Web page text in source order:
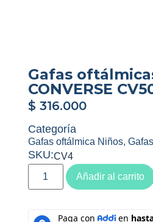
Gafas
CONVERSE
$ 316.000
Categoría
Gafas oftálmica Niños,
SKU:CV4
Añadir al carrito